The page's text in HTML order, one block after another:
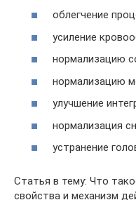
облегчение
усиление
нормализацию
нормализацию
улучшение
нормализация
устранение
Статья в тему: Что
свойства и механизм